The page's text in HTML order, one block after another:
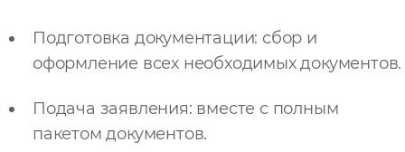
Подготовка документации: сбор и
оформление всех необходимых документов.
Подача заявления: вместе с полным
пакетом документов.